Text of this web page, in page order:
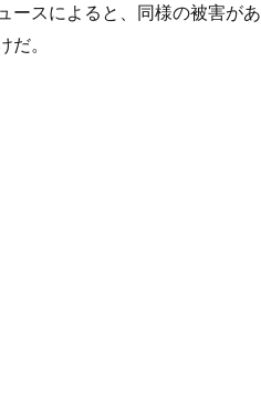
ースによると、同様の被害が
だ。